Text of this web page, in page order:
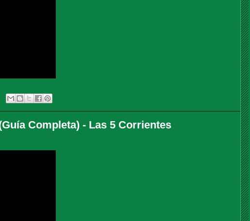
Completa) - Las 5 Corrientes